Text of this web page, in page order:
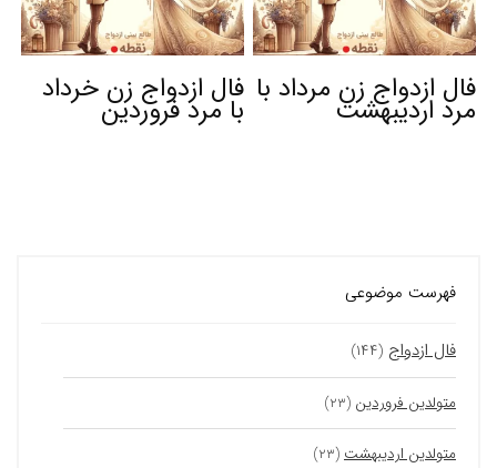
فال ازدواج زن مرداد با
مرد اردیبهشت
فال ازدواج زن خرداد
با مرد فروردین
فهرست موضوعی
فال ازدواج (۱۴۴)
متولدین فروردین (۲۳)
متولدین اردیبهشت (۲۳)